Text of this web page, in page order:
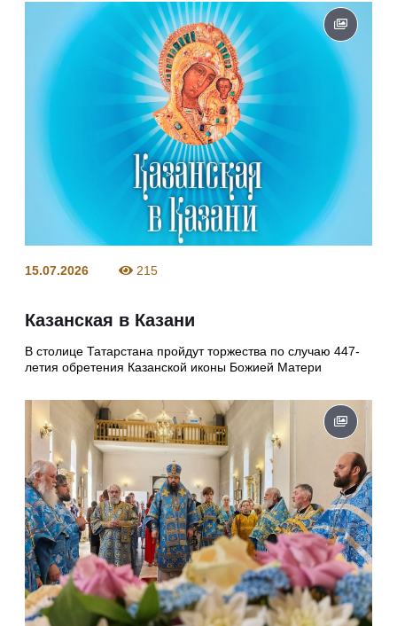
15.07.2026 215
Казанская в Казани
В столице Татарстана пройдут торжества по случаю 447-
летия обретения Казанской иконы Божией Матери